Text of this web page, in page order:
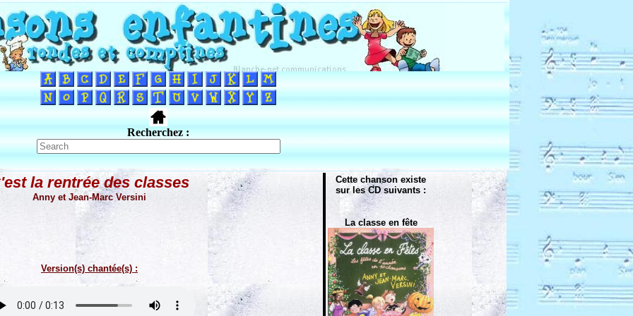
Recherchez :
la rentrée des classes
Anny et Jean-Marc Versini
Version(s) chantée(s) :
Cette chanson existe
sur les CD suivants :
La classe en fête